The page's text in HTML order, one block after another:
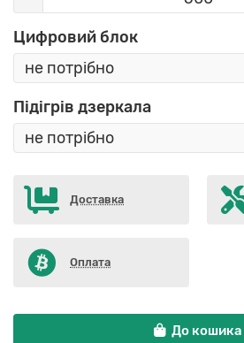
Цифровий блок
Підігрів дзеркала
Доставка
Оплата
До кошика